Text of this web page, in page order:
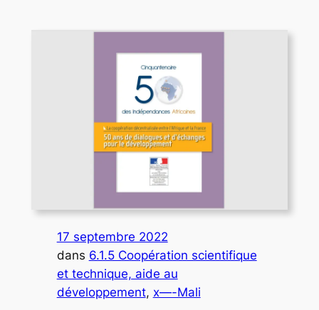
17 septembre 2022
dans 6.1.5 Coopération scientifique
et technique, aide au
développement, x—-Mali